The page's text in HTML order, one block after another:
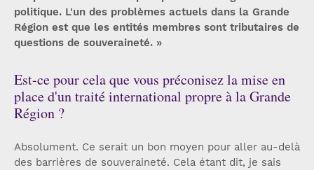
politique. L'un des problèmes actuels dans la Grande
Région est que les entités membres sont tributaires de
questions de souveraineté. »
Est-ce pour cela que vous préconisez la mise en
place d'un traité international propre à la Grande
Région ?
Absolument. Ce serait un bon moyen pour aller au-delà
des barrières de souveraineté. Cela étant dit, je sais